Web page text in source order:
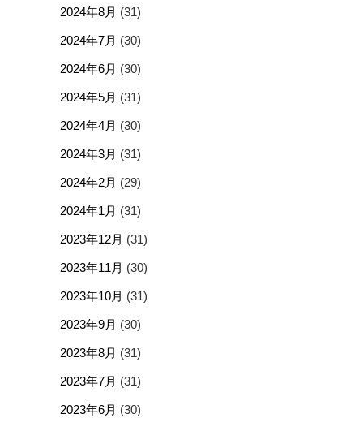
2024年8月 (31)
2024年7月 (30)
2024年6月 (30)
2024年5月 (31)
2024年4月 (30)
2024年3月 (31)
2024年2月 (29)
2024年1月 (31)
2023年12月 (31)
2023年11月 (30)
2023年10月 (31)
2023年9月 (30)
2023年8月 (31)
2023年7月 (31)
2023年6月 (30)